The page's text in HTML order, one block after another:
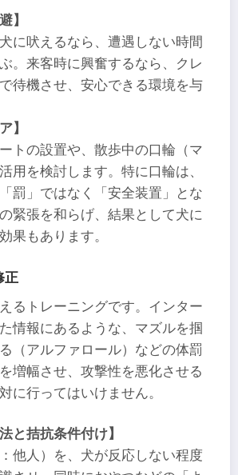
】
に吠えるなら、遭遇しない時間
。来客時に興奮するなら、クレ
待機させ、安心できる環境を与
】
トの設置や、散歩中の口輪（マ
用を検討します。特に口輪は、
罰」ではなく「安全装置」とな
緊張を和らげ、結果として犬に
果もあります。
正
るトレーニングです。インター
情報にあるような、マズルを掴
（アルファロール）などの体罰
増幅させ、攻撃性を悪化させる
に行ってはいけません。
と拮抗条件付け】
他人）を、犬が反応しない程度